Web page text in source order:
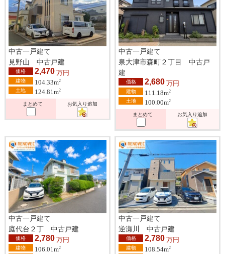
中古一戸建て
見野山 中古戸建
価格 2,470 万円
建物 104.33m2
土地 124.81m2
まとめて お気入り追加
中古一戸建て
泉大津市森町２丁目 中古戸
建
価格 2,680 万円
建物 111.18m2
土地 100.00m2
まとめて お気入り追加
中古一戸建て
庭代台２丁 中古戸建
価格 2,780 万円
建物 106.01m2
中古一戸建て
逆瀬川 中古戸建
価格 2,780 万円
建物 108.54m2